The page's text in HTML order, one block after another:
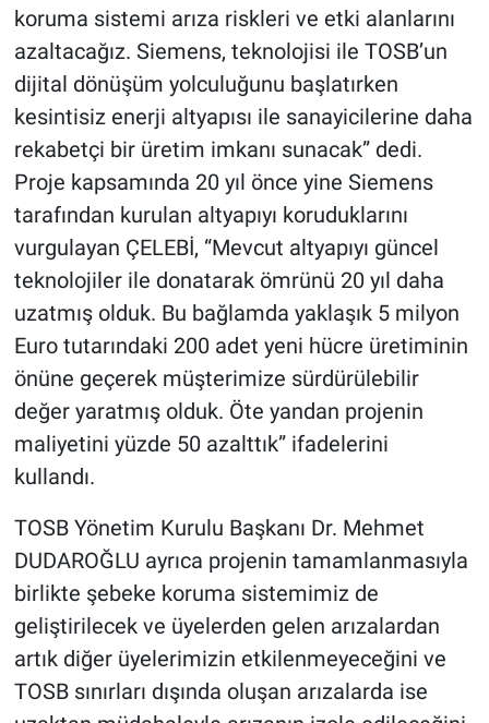
koruma sistemi arıza riskleri ve etki alanlarını
azaltacağız. Siemens, teknolojisi ile TOSB’un
dijital dönüşüm yolculuğunu başlatırken
kesintisiz enerji altyapısı ile sanayicilerine daha
rekabetçi bir üretim imkanı sunacak” dedi.
Proje kapsamında 20 yıl önce yine Siemens
tarafından kurulan altyapıyı koruduklarını
vurgulayan ÇELEBİ, “Mevcut altyapıyı güncel
teknolojiler ile donatarak ömrünü 20 yıl daha
uzatmış olduk. Bu bağlamda yaklaşık 5 milyon
Euro tutarındaki 200 adet yeni hücre üretiminin
önüne geçerek müşterimize sürdürülebilir
değer yaratmış olduk. Öte yandan projenin
maliyetini yüzde 50 azalttık” ifadelerini
kullandı.
TOSB Yönetim Kurulu Başkanı Dr. Mehmet
DUDAROĞLU ayrıca projenin tamamlanmasıyla
birlikte şebeke koruma sistemimiz de
geliştirilecek ve üyelerden gelen arızalardan
artık diğer üyelerimizin etkilenmeyeceğini ve
TOSB sınırları dışında oluşan arızalarda ise